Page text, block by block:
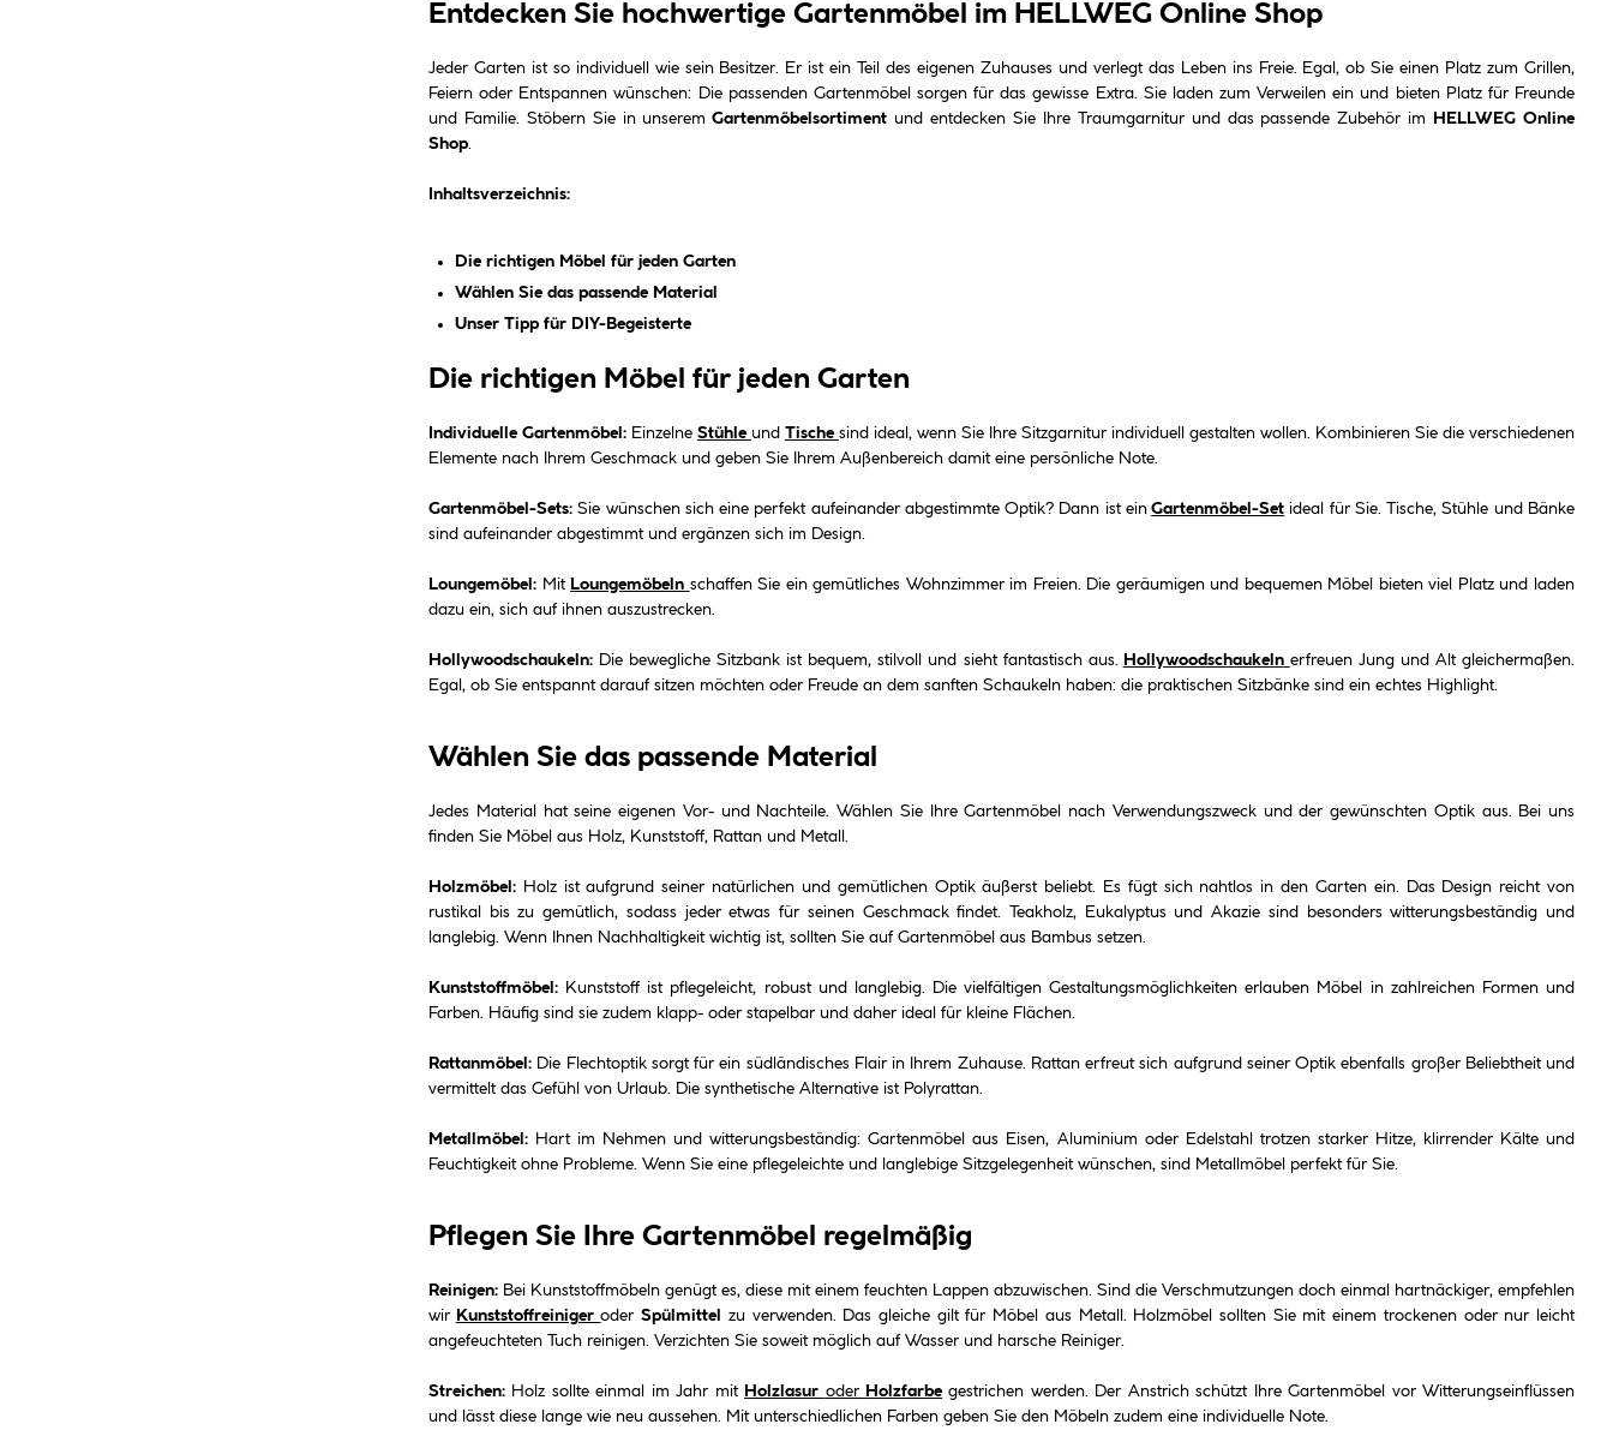
Entdecken Sie hochwertige Gartenmöbel im HELLWEG Online Shop
Jeder Garten ist so individuell wie sein Besitzer. Er ist ein Teil des eigenen Zuhauses und verlegt das Leben ins Freie. Egal, ob Sie einen Platz zum Grillen,
Feiern oder Entspannen wünschen: Die passenden Gartenmöbel sorgen für das gewisse Extra. Sie laden zum Verweilen ein und bieten Platz für Freunde
und Familie. Stöbern Sie in unseremGartenmöbelsortiment und entdecken Sie Ihre Traumgarnitur und das passende Zubehör im
HELLWEG Online
Shop.
Inhaltsverzeichnis:
Die richtigen Möbel für jeden Garten
Wählen Sie das passende Material
Unser Tipp für DIY-Begeisterte
Die richtigen Möbel für jeden Garten
Individuelle Gartenmöbel: Einzelne Stühle und Tische sind ideal, wenn Sie Ihre Sitzgarnitur individuell gestalten wollen. Kombinieren Sie die verschiedenen
Elemente nach Ihrem Geschmack und geben Sie Ihrem Außenbereich damit eine persönliche Note.
Gartenmöbel-Sets: Sie wünschen sich eine perfekt aufeinander abgestimmte Optik? Dann ist einGartenmöbel-Set ideal für Sie. Tische, Stühle und Bänke
sind aufeinander abgestimmt und ergänzen sich im Design.
Loungemöbel: Mit Loungemöbeln schaffen Sie ein gemütliches Wohnzimmer im Freien. Die geräumigen und bequemen Möbel bieten viel Platz und laden
dazu ein, sich auf ihnen auszustrecken.
Hollywoodschaukeln: Die bewegliche Sitzbank ist bequem, stilvoll und sieht fantastisch aus. Hollywoodschaukeln erfreuen Jung und Alt gleichermaßen.
Egal, ob Sie entspannt darauf sitzen möchten oder Freude an dem sanften Schaukeln haben: die praktischen Sitzbänke sind ein echtes Highlight.
Wählen Sie das passende Material
Jedes Material hat seine eigenen Vor- und Nachteile. Wählen Sie Ihre Gartenmöbel nach Verwendungszweck und der gewünschten Optik aus. Bei uns
finden Sie Möbel aus Holz, Kunststoff, Rattan und Metall.
Holzmöbel: Holz ist aufgrund seiner natürlichen und gemütlichen Optik äußerst beliebt. Es fügt sich nahtlos in den Garten ein. Das Design reicht von
rustikal bis zu gemütlich, sodass jeder etwas für seinen Geschmack findet. Teakholz, Eukalyptus und Akazie sind besonders witterungsbeständig und
langlebig. Wenn Ihnen Nachhaltigkeit wichtig ist, sollten Sie auf Gartenmöbel aus Bambus setzen.
Kunststoffmöbel: Kunststoff ist pflegeleicht, robust und langlebig. Die vielfältigen Gestaltungsmöglichkeiten erlauben Möbel in zahlreichen Formen und
Farben. Häufig sind sie zudem klapp- oder stapelbar und daher ideal für kleine Flächen.
Rattanmöbel: Die Flechtoptik sorgt für ein südländisches Flair in Ihrem Zuhause. Rattan erfreut sich aufgrund seiner Optik ebenfalls großer Beliebtheit und
vermittelt das Gefühl von Urlaub. Die synthetische Alternative ist Polyrattan.
Metallmöbel: Hart im Nehmen und witterungsbeständig: Gartenmöbel aus Eisen, Aluminium oder Edelstahl trotzen starker Hitze, klirrender Kälte und
Feuchtigkeit ohne Probleme. Wenn Sie eine pflegeleichte und langlebige Sitzgelegenheit wünschen, sind Metallmöbel perfekt für Sie.
Pflegen Sie Ihre Gartenmöbel regelmäßig
Reinigen: Bei Kunststoffmöbeln genügt es, diese mit einem feuchten Lappen abzuwischen. Sind die Verschmutzungen doch einmal hartnäckiger, empfehlen
wir KunststoffreinigeroderSpülmittel zu verwenden. Das gleiche gilt für Möbel aus Metall. Holzmöbel sollten Sie mit einem trockenen oder nur leicht
angefeuchteten Tuch reinigen. Verzichten Sie soweit möglich auf Wasser und harsche Reiniger.
Streichen: Holz sollte einmal im Jahr mit Holzlasur oder Holzfarbe gestrichen werden. Der Anstrich schützt Ihre Gartenmöbel vor Witterungseinflüssen
und lässt diese lange wie neu aussehen. Mit unterschiedlichen Farben geben Sie den Möbeln zudem eine individuelle Note.